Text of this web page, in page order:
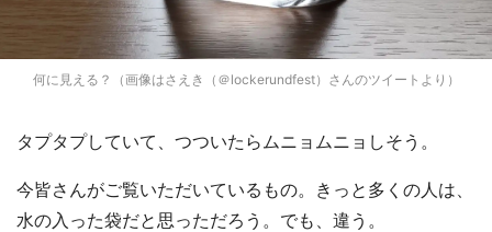
何に見える？（画像はさえき（＠lockerundfest）さんのツイートより）
タプタプしていて、つついたらムニョムニョしそう。
今皆さんがご覧いただいているもの。きっと多くの人は、
水の入った袋だと思っただろう。でも、違う。